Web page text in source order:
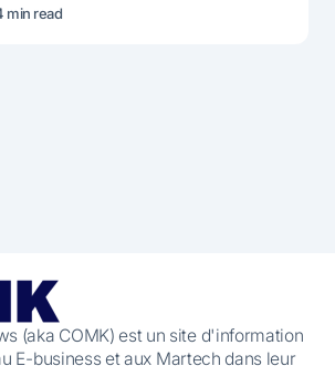
min read
(aka COMK) est un site d'information
E-business et aux Martech dans leur